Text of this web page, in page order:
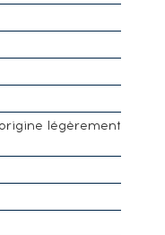
légèrement